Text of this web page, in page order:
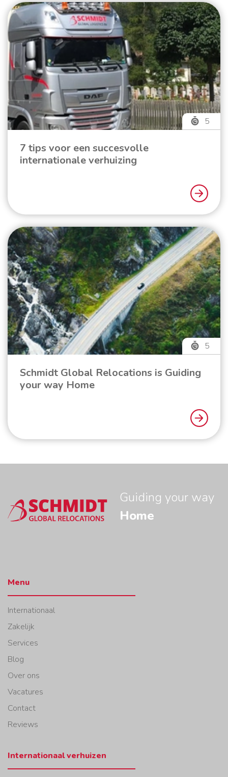
5
7 tips voor een succesvolle
internationale verhuizing
5
Schmidt Global Relocations is Guiding
your way Home
Guiding your way
Home
Menu
Internationaal
Zakelijk
Services
Blog
Over ons
Vacatures
Contact
Reviews
Internationaal verhuizen